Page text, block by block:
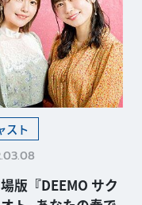
スト
場版『DEEMO サク